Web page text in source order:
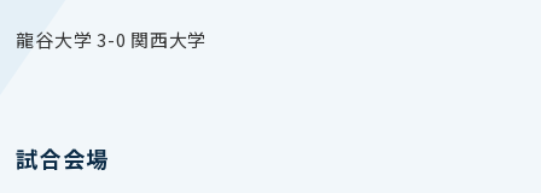
龍谷大学 3-0 関西大学
試合会場